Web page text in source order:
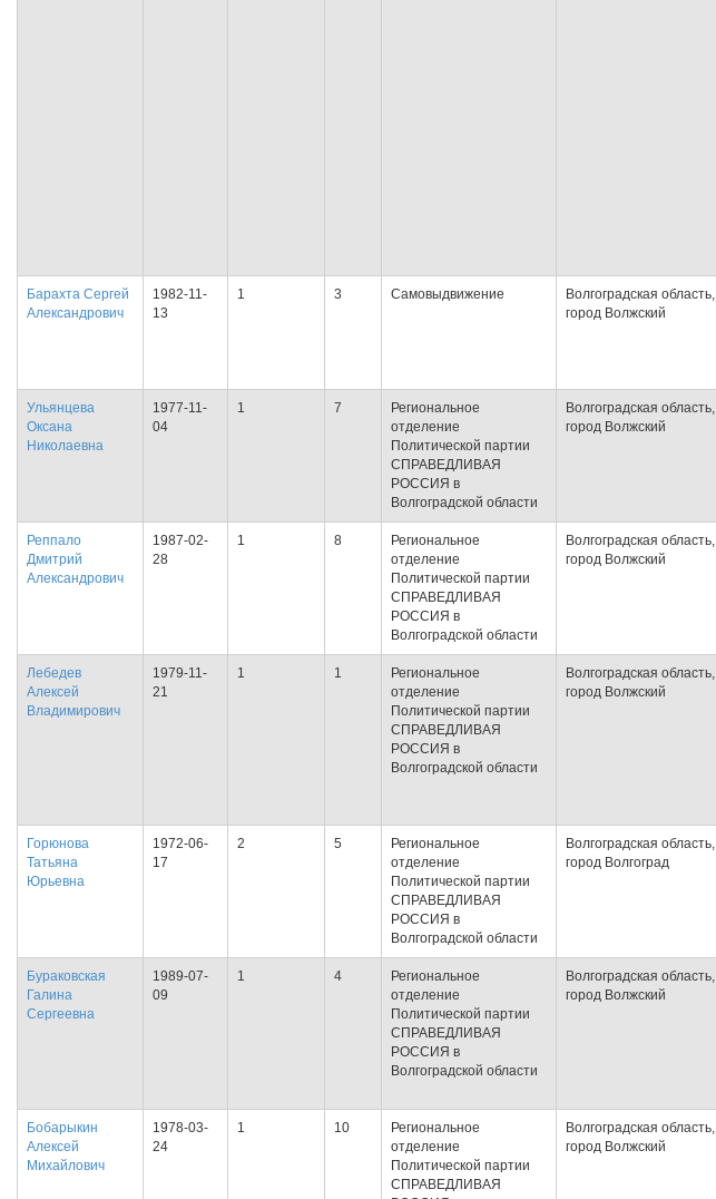
Барахта Сергей
Александрович
1982-11-
13
1 3 Самовыдвижение
Волгоградская область,
город Волжский
Ульянцева
Оксана
Николаевна
1977-11-
04
1 7
Региональное
отделение
Политической партии
СПРАВЕДЛИВАЯ
РОССИЯ в
Волгоградской области
Волгоградская область,
город Волжский
Реппало
Дмитрий
Александрович
1987-02-
28
1 8
Региональное
отделение
Политической партии
СПРАВЕДЛИВАЯ
РОССИЯ в
Волгоградской области
Волгоградская область,
город Волжский
Лебедев
Алексей
Владимирович
1979-11-
21
1 1
Региональное
отделение
Политической партии
СПРАВЕДЛИВАЯ
РОССИЯ в
Волгоградской области
Волгоградская область,
город Волжский
Горюнова
Татьяна
Юрьевна
1972-06-
17
2 5
Региональное
отделение
Политической партии
СПРАВЕДЛИВАЯ
РОССИЯ в
Волгоградской области
Волгоградская область,
город Волгоград
Бураковская
Галина
Сергеевна
1989-07-
09
1 4
Региональное
отделение
Политической партии
СПРАВЕДЛИВАЯ
РОССИЯ в
Волгоградской области
Волгоградская область,
город Волжский
Бобарыкин
Алексей
Михайлович
1978-03-
24
1 10
Региональное
отделение
Политической партии
СПРАВЕДЛИВАЯ
Волгоградская область,
город Волжский